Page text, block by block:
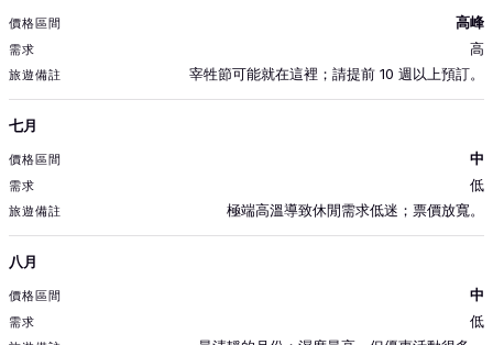
高峰
高
宰牲節可能就在這裡；請提前 10 週以上預訂。
七月
中
低
極端高溫導致休閒需求低迷；票價放寬。
八月
中
低